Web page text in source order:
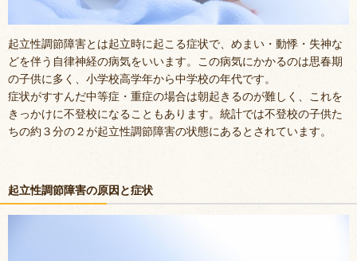
起立性調節障害とは起立時に起こる症状で、めまい・動悸・失神な
どを伴う自律神経の病気をいいます。この病気にかかるのは思春期
の子供に多く、小学校高学年から中学校の年代です。
症状がすすんだ中等症・重症の場合は朝起きるのが難しく、これを
きっかけに不登校になることもあります。統計では不登校の子供た
ちの約３分の２が起立性調節障害の状態にあるとされています。
起立性調節障害の原因と症状